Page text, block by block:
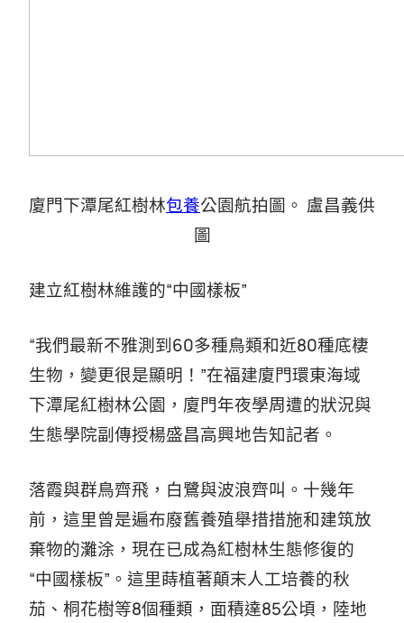
廈門下潭尾紅樹林包養公園航拍圖。 盧昌義供
圖
建立紅樹林維護的“中國樣板”
“我們最新不雅測到60多種鳥類和近80種底棲
生物，變更很是顯明！”在福建廈門環東海域
下潭尾紅樹林公園，廈門年夜學周遭的狀況與
生態學院副傳授楊盛昌高興地告知記者。
落霞與群鳥齊飛，白鷺與波浪齊叫。十幾年
前，這里曾是遍布廢舊養殖舉措措施和建筑放
棄物的灘涂，現在已成為紅樹林生態修復的
“中國樣板”。這里蒔植著顛末人工培養的秋
茄、桐花樹等8個種類，面積達85公頃，陸地